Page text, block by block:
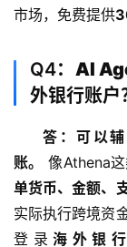
市场，免费提供
Q4： AI
外银行账户
答：可以
账。
像Athena
单货币、金额、
实际执行跨境资
登录海外银